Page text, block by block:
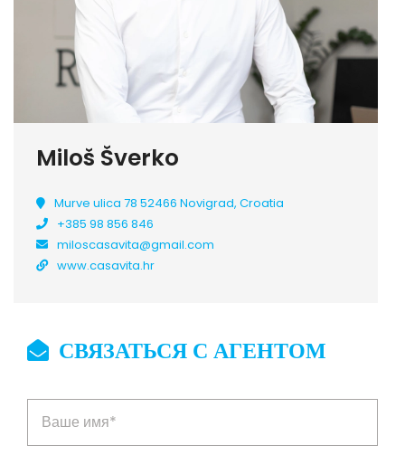
Miloš Šverko
Murve ulica 78 52466 Novigrad, Croatia
+385 98 856 846
miloscasavita@gmail.com
www.casavita.hr
СВЯЗАТЬСЯ С АГЕНТОМ